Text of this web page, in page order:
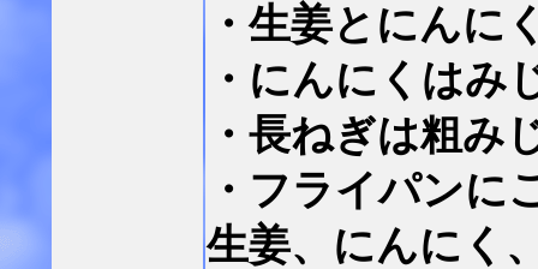
・生姜とにんに
・にんにくはみ
・長ねぎは粗み
・フライパンに
生姜、にんにく